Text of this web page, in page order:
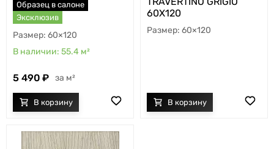
Образец в салоне
Эксклюзив
60×120
55.4 м²
5 490 м²
60X120
60×120